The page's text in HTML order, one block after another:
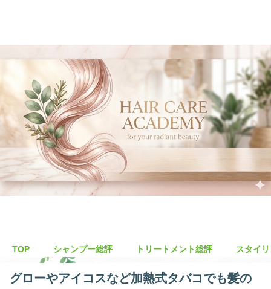
TOP シャンプー総評 トリートメント総評 スタイ
グローやアイコスなど加熱式タバコでも髪の